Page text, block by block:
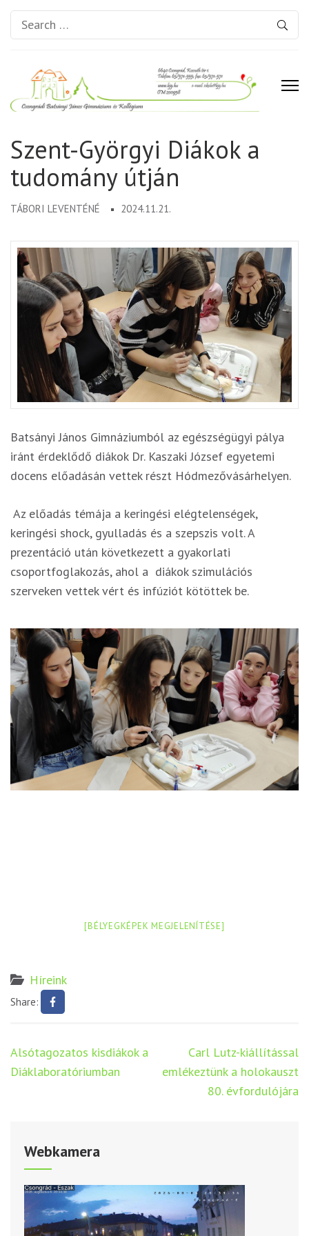
Search
for:
Gimnázium és Kollégium
Szent-Györgyi Diákok a
tudomány útján
TÁBORI LEVENTÉNÉ 2024.11.21.
Batsányi János Gimnáziumból az egészségügyi pálya
iránt érdeklődő diákok Dr. Kaszaki József egyetemi
docens előadásán vettek részt Hódmezővásárhelyen.
Az előadás témája a keringési elégtelenségek,
keringési shock, gyulladás és a szepszis volt. A
prezentáció után következett a gyakorlati
csoportfoglakozás, ahol a diákok szimulációs
szerveken vettek vért és infúziót kötöttek be.
[BÉLYEGKÉPEK MEGJELENÍTÉSE]
Híreink
Share:
Bejegyzés
navigáció
Alsótagozatos kisdiákok a
Diáklaboratóriumban
Carl Lutz-kiállítással
emlékeztünk a holokauszt
80. évfordulójára
Webkamera